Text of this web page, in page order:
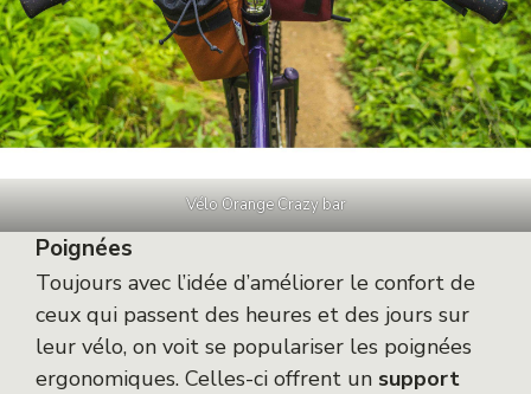
Vélo Orange Crazy bar
Poignées
Toujours avec l’idée d’améliorer le confort de
ceux qui passent des heures et des jours sur
leur vélo, on voit se populariser les poignées
ergonomiques. Celles-ci offrent un support